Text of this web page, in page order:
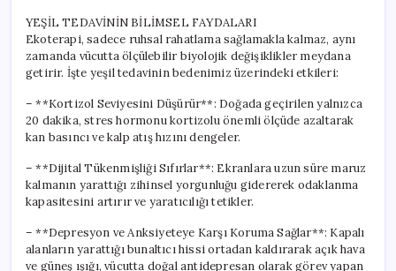
YEŞİL TEDAVİNİN BİLİMSEL FAYDALARI
Ekoterapi, sadece ruhsal rahatlama sağlamakla kalmaz, aynı
zamanda vücutta ölçülebilir biyolojik değişiklikler meydana
getirir. İşte yeşil tedavinin bedenimiz üzerindeki etkileri:
– **Kortizol Seviyesini Düşürür**: Doğada geçirilen yalnızca
20 dakika, stres hormonu kortizolu önemli ölçüde azaltarak
kan basıncı ve kalp atış hızını dengeler.
– **Dijital Tükenmişliği Sıfırlar**: Ekranlara uzun süre maruz
kalmanın yarattığı zihinsel yorgunluğu gidererek odaklanma
kapasitesini artırır ve yaratıcılığı tetikler.
– **Depresyon ve Anksiyeteye Karşı Koruma Sağlar**: Kapalı
alanların yarattığı bunaltıcı hissi ortadan kaldırarak açık hava
ve güneş ışığı, vücutta doğal antidepresan olarak görev yapan